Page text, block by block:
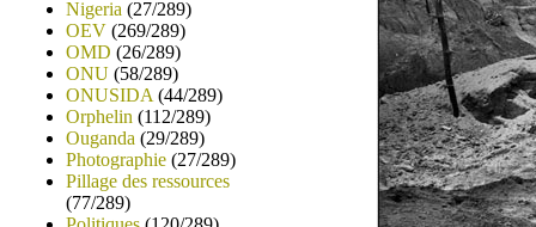
Nigeria (27/289)
OEV (269/289)
OMD (26/289)
ONU (58/289)
ONUSIDA (44/289)
Orphelin (112/289)
Ouganda (29/289)
Photographie (27/289)
Pillage des ressources
(77/289)